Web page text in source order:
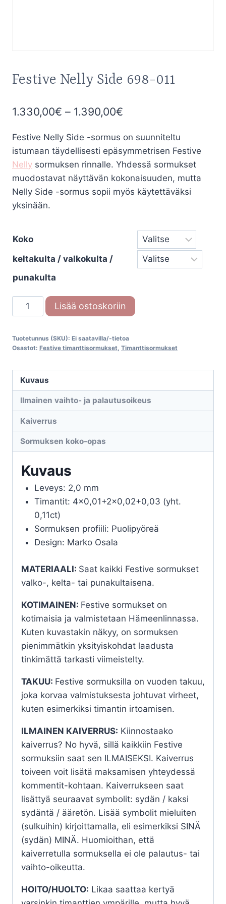
Festive Nelly Side 698-011
1.330,00€ – 1.390,00€
-
1.390,00€
Festive Nelly Side -sormus on suunniteltu
istumaan täydellisesti epäsymmetrisen Festive
Nelly sormuksen rinnalle. Yhdessä sormukset
muodostavat näyttävän kokonaisuuden, mutta
Nelly Side -sormus sopii myös käytettäväksi
yksinään.
Koko
keltakulta / valkokulta /
punakulta
Festive
Nelly
698-
määrä
Lisää ostoskoriin
Tuotetunnus (SKU): Ei saatavilla/-tietoa
Osastot: Festive timanttisormukset, Timanttisormukset
Kuvaus
Ilmainen vaihto- ja palautusoikeus
Kaiverrus
Sormuksen koko-opas
Kuvaus
Leveys: 2,0 mm
Timantit: 4×0,01+2×0,02+0,03 (yht.
0,11ct)
Sormuksen profiili: Puolipyöreä
Design: Marko Osala
MATERIAALI: Saat kaikki Festive sormukset
valko-, kelta- tai punakultaisena.
KOTIMAINEN: Festive sormukset on
kotimaisia ja valmistetaan Hämeenlinnassa.
Kuten kuvastakin näkyy, on sormuksen
pienimmätkin yksityiskohdat laadusta
tinkimättä tarkasti viimeistelty.
TAKUU: Festive sormuksilla on vuoden takuu,
joka korvaa valmistuksesta johtuvat virheet,
kuten esimerkiksi timantin irtoamisen.
ILMAINEN KAIVERRUS: Kiinnostaako
kaiverrus? No hyvä, sillä kaikkiin Festive
sormuksiin saat sen ILMAISEKSI. Kaiverrus
toiveen voit lisätä maksamisen yhteydessä
kommentit-kohtaan. Kaiverrukseen saat
lisättyä seuraavat symbolit: sydän / kaksi
sydäntä / ääretön. Lisää symbolit mieluiten
(sulkuihin) kirjoittamalla, eli esimerkiksi SINÄ
(sydän) MINÄ. Huomioithan, että
kaiverretulla sormuksella ei ole palautus- tai
vaihto-oikeutta.
HOITO/HUOLTO: Likaa saattaa kertyä